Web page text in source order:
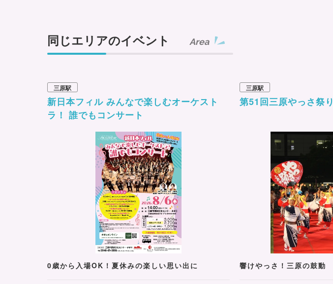
同じエリアのイベント Area
三原駅
新日本フィル みんなで楽しむオーケスト
ラ！ 誰でもコンサート
0歳から入場OK！夏休みの楽しい思い出に
三原駅
第51回三原やっさ祭り
響けやっさ！三原の鼓動